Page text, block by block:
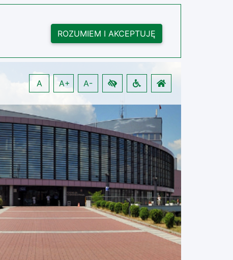
ROZUMIEM I AKCEPTUJĘ
A A+ A-